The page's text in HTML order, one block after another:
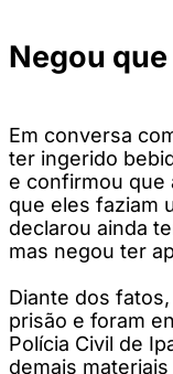
Negou
Em conversa
ter ingerido
e confirmou que
que eles faziam
declarou ainda
mas negou ter
Diante dos
prisão e foram
Polícia Civil de
demais